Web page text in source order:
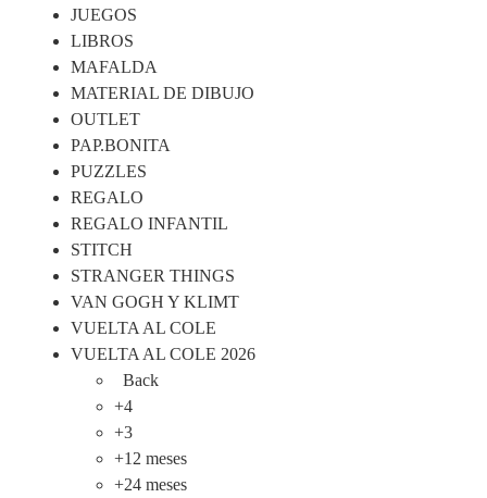
JUEGOS
LIBROS
MAFALDA
MATERIAL DE DIBUJO
OUTLET
PAP.BONITA
PUZZLES
REGALO
REGALO INFANTIL
STITCH
STRANGER THINGS
VAN GOGH Y KLIMT
VUELTA AL COLE
VUELTA AL COLE 2026
Back
+4
+3
+12 meses
+24 meses